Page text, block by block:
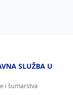
SLUŽBA U
i šumarstva